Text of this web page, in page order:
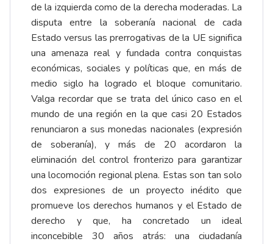
de la izquierda como de la derecha moderadas. La
disputa entre la soberanía nacional de cada
Estado versus las prerrogativas de la UE significa
una amenaza real y fundada contra conquistas
económicas, sociales y políticas que, en más de
medio siglo ha logrado el bloque comunitario.
Valga recordar que se trata del único caso en el
mundo de una región en la que casi 20 Estados
renunciaron a sus monedas nacionales (expresión
de soberanía), y más de 20 acordaron la
eliminación del control fronterizo para garantizar
una locomoción regional plena. Estas son tan solo
dos expresiones de un proyecto inédito que
promueve los derechos humanos y el Estado de
derecho y que, ha concretado un ideal
inconcebible 30 años atrás: una ciudadanía